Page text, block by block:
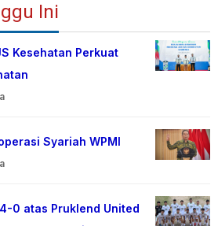
Ini
Kesehatan Perkuat
Syariah WPMI
4-0 atas Pruklend United